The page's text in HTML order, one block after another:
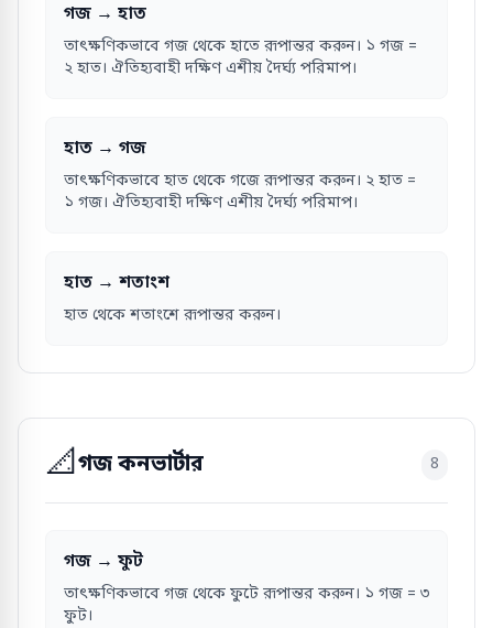
গজ → হাত
তাৎক্ষণিকভাবে গজ থেকে হাতে রূপান্তর করুন। ১ গজ =
২ হাত। ঐতিহ্যবাহী দক্ষিণ এশীয় দৈর্ঘ্য পরিমাপ।
হাত → গজ
তাৎক্ষণিকভাবে হাত থেকে গজে রূপান্তর করুন। ২ হাত =
১ গজ। ঐতিহ্যবাহী দক্ষিণ এশীয় দৈর্ঘ্য পরিমাপ।
হাত → শতাংশ
হাত থেকে শতাংশে রূপান্তর করুন।
📐গজ কনভার্টার 8
গজ → ফুট
তাৎক্ষণিকভাবে গজ থেকে ফুটে রূপান্তর করুন। ১ গজ = ৩
ফুট।